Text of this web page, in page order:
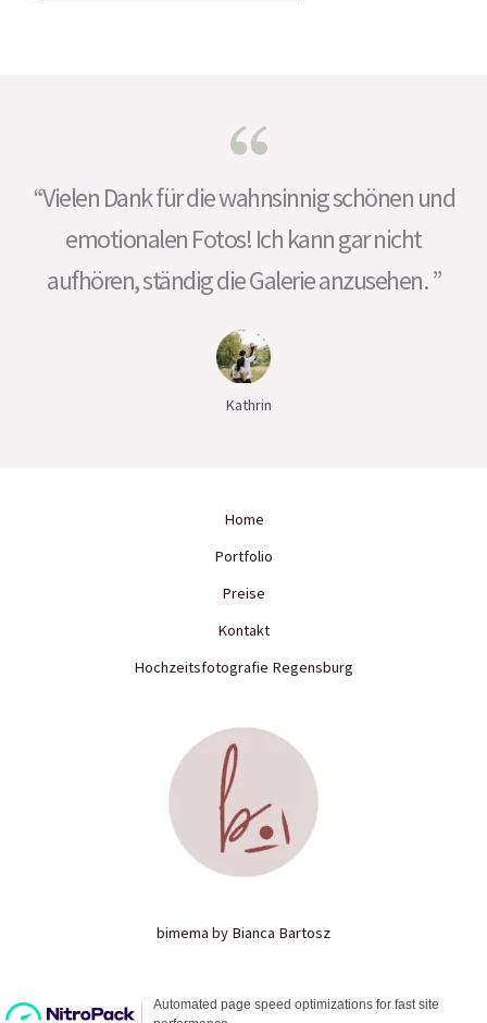
“Vielen Dank für die wahnsinnig schönen und
emotionalen Fotos! Ich kann gar nicht
aufhören, ständig die Galerie anzusehen. ”
Kathrin
Home
Portfolio
Preise
Kontakt
Hochzeitsfotografie Regensburg
bimema by Bianca Bartosz